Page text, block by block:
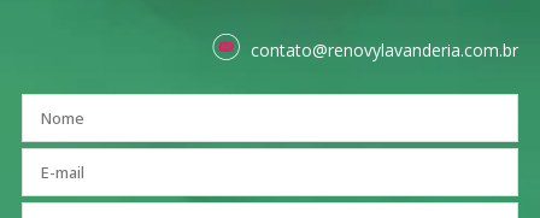
contato@renovylavanderia.com.br